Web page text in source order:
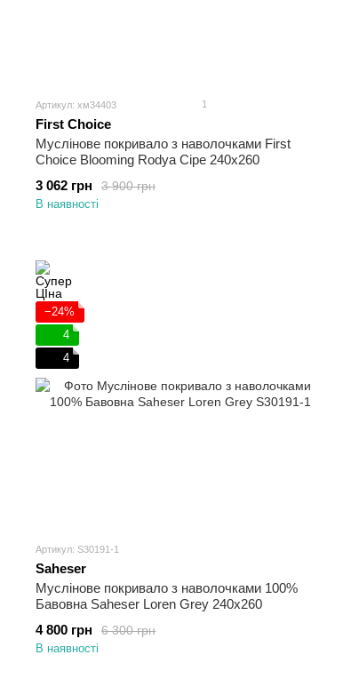
Артикул: хм34403 1
First Choice
Муслінове покривало з наволочками First
Choice Blooming Rodya Сіре 240х260
3 900 грн
3 062 грн
В наявності
−24%
4
4
Артикул: S30191-1
Saheser
Муслінове покривало з наволочками 100%
Бавовна Saheser Loren Grey 240х260
6 300 грн
4 800 грн
В наявності